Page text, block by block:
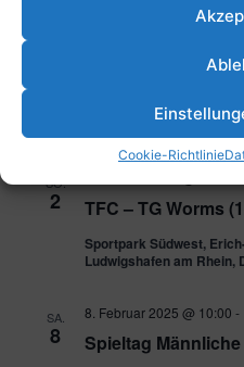
Cookie-Richtlinie
Spieltag
Sportpark Südwest,
Ludwigshafen am Rhein,
SO.
2 TFC – TG Worms
Sportpark Südwest,
Ludwigshafen am Rhein,
SA.
8 Spieltag
8. Februar 2025 @ 10:00 -